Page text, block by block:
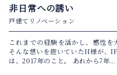
非日常への誘い
戸建てリノベーション
これまでの経験を活かし、感性を
そんな想いを抱いていたH様が、
は、2017年のこと。 あれから7年...